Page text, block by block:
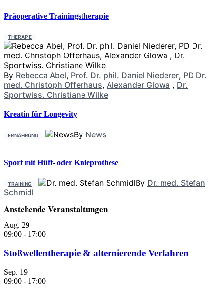
Präoperative Trainingstherapie
THERAPIE
By Rebecca Abel, Prof. Dr. phil. Daniel Niederer, PD Dr.
med. Christoph Offerhaus, Alexander Glowa , Dr.
Sportwiss. Christiane Wilke
Kreatin für Longevity
ERNÄHRUNG By News
Sport mit Hüft- oder Knieprothese
TRAINING By Dr. med. Stefan
Schmidl
Anstehende Veranstaltungen
Aug. 29
09:00 - 17:00
Stoßwellentherapie & alternierende Verfahren
Sep. 19
09:00 - 17:00